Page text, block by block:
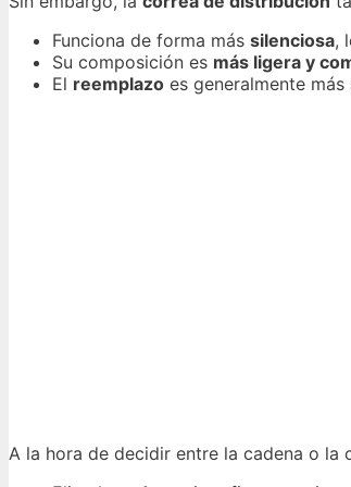
Funciona de forma más silenciosa,
Su composición es más ligera y
El reemplazo es generalmente más
A la hora de decidir entre la cadena o la